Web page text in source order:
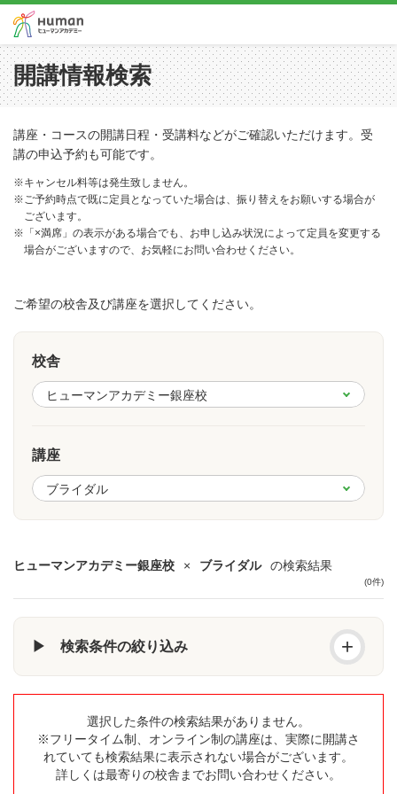
開講情報検索
講座・コースの開講日程・受講料などがご確認いただけます。受
講の申込予約も可能です。
※キャンセル料等は発生致しません。
※ご予約時点で既に定員となっていた場合は、振り替えをお願いする場合が
ございます。
※「×満席」の表示がある場合でも、お申し込み状況によって定員を変更する
場合がございますので、お気軽にお問い合わせください。
ご希望の校舎及び講座を選択してください。
校舎
講座
ヒューマンアカデミー銀座校 × ブライダル の検索結果
(0件)
▶ 検索条件の絞り込み +
選択した条件の検索結果がありません。
※フリータイム制、オンライン制の講座は、実際に開講さ
れていても検索結果に表示されない場合がございます。
詳しくは最寄りの校舎までお問い合わせください。